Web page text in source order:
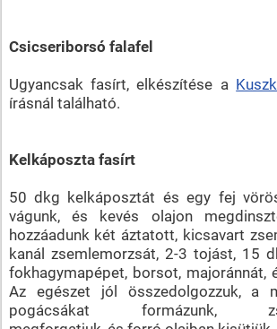
Csicseriborsó falafel
Ugyancsak fasírt, elkészítése a
írásnál található.
Kelkáposzta fasírt
50 dkg kelkáposztát és egy fej
vágunk, és kevés olajon
hozzáadunk két áztatott, kicsavart
kanál zsemlemorzsát, 2-3 tojást, 15
fokhagymapépet, borsot, majoránnát,
Az egészet jól összedolgozzuk, a
pogácsákat formázunk,